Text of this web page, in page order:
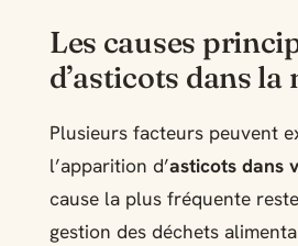
Les causes
d’asticots dans la
Plusieurs facteurs peuvent
l’apparition d’asticots dans
cause la plus fréquente
gestion des déchets